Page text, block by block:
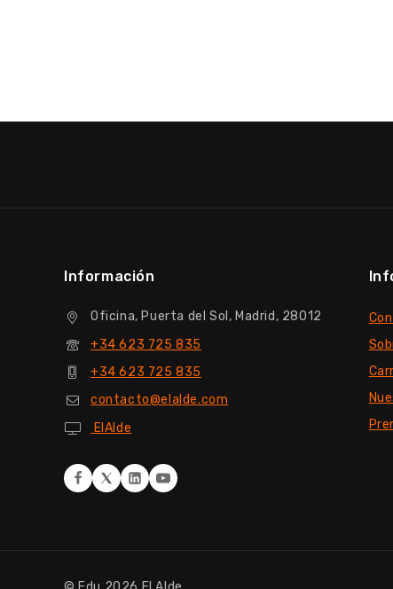
Información
Oficina, Puerta del Sol, Madrid, 28012
+34 623 725 835
+34 623 725 835
contacto@elalde.com
ElAlde